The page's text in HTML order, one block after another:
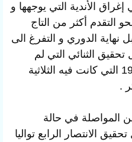
الأندية التي يوجهها و
التقدم أكثر من التاج
نهاية الدوري و التفرغ الى
الثنائي التي لم
يحققها المولودية منذ سنة 1976 التي كانت فيه الثلاثية
.
المواصلة في حالة
الانتصار الرابع تواليا